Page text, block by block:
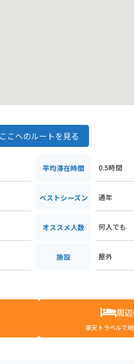
ここへのルートを見る
平均滞在時間 0.5時間
ベストシーズン 通年
オススメ人数 何人でも
施設 屋外
周
楽天トラベルで地